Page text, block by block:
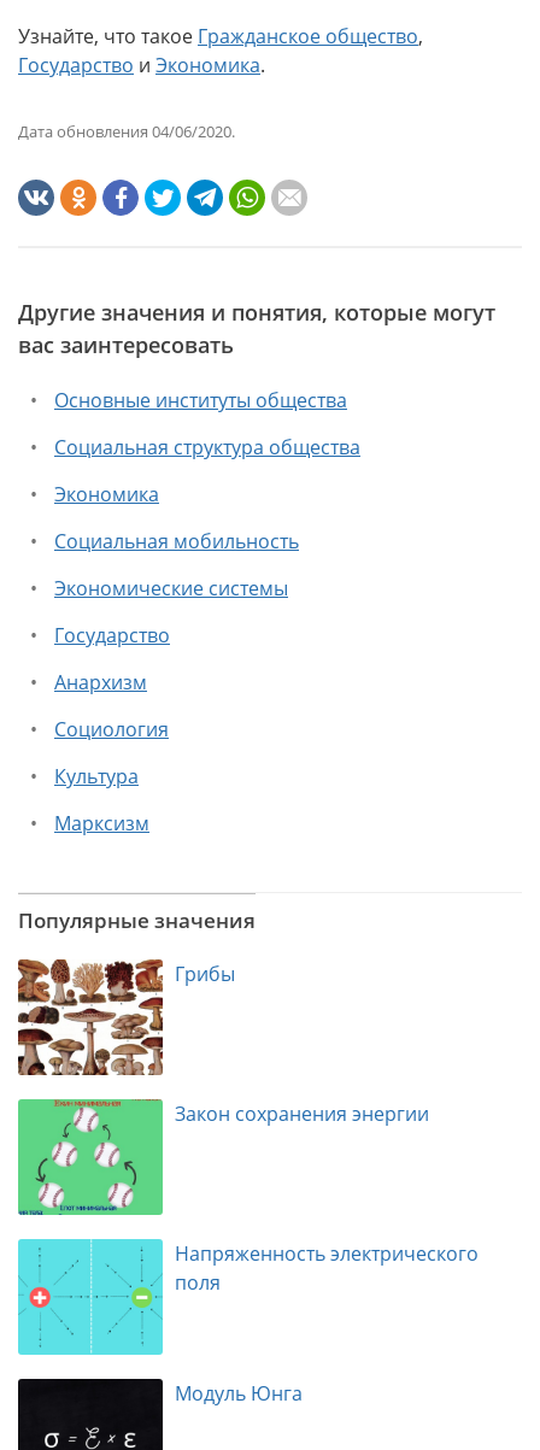
Узнайте, что такое Гражданское общество,
Государство и Экономика.
Дата обновления 04/06/2020.
Другие значения и понятия, которые могут
вас заинтересовать
Основные институты общества
Социальная структура общества
Экономика
Социальная мобильность
Экономические системы
Государство
Анархизм
Социология
Культура
Марксизм
Популярные значения
Грибы
Закон сохранения энергии
Напряженность электрического
поля
Модуль Юнга